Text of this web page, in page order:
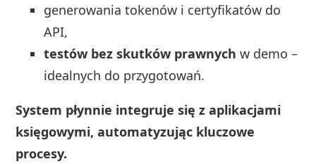
generowania tokenów i certyfikatów do
API,
testów bez skutków prawnych w demo –
idealnych do przygotowań.
System płynnie integruje się z aplikacjami
księgowymi, automatyzując kluczowe
procesy.